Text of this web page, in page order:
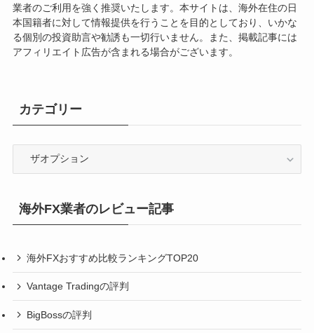
業者のご利用を強く推奨いたします。本サイトは、海外在住の日
本国籍者に対して情報提供を行うことを目的としており、いかな
る個別の投資助言や勧誘も一切行いません。また、掲載記事には
アフィリエイト広告が含まれる場合がございます。
カテゴリー
ー海外FX業者のレビュー記事
海外FXおすすめ比較ランキングTOP20
Vantage Tradingの評判
BigBossの評判